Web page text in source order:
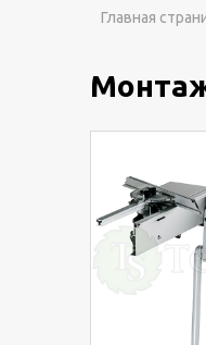
Главная